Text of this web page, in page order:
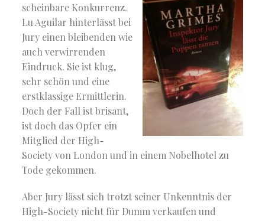
scheinbare Konkurrenz.
Lu Aguilar hinterlässt bei
Jury einen bleibenden wie
auch verwirrenden
Eindruck. Sie ist klug,
sehr schön und eine
erstklassige Ermittlerin.
Doch der Fall ist brisant,
ist doch das Opfer ein
Mitglied der High-
Society von London und in einem Nobelhotel zu
Tode gekommen.
Aber Jury lässt sich trotzt seiner Unkenntnis der
High-Society nicht für Dumm verkaufen und